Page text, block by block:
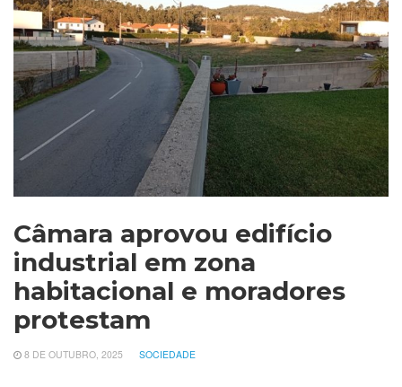
Câmara aprovou edifício
industrial em zona
habitacional e moradores
protestam
8 DE OUTUBRO, 2025 SOCIEDADE